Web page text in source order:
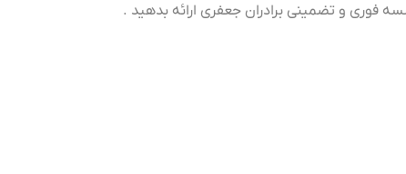
فوری و تضمینی برادران جعفری ارائه بدهید .